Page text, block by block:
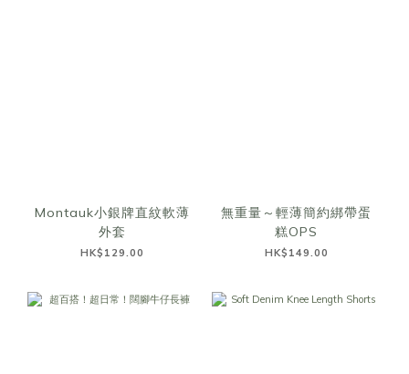
Montauk小銀牌直紋軟薄
外套
HK$129.00
無重量～輕薄簡約綁帶蛋
糕OPS
HK$149.00